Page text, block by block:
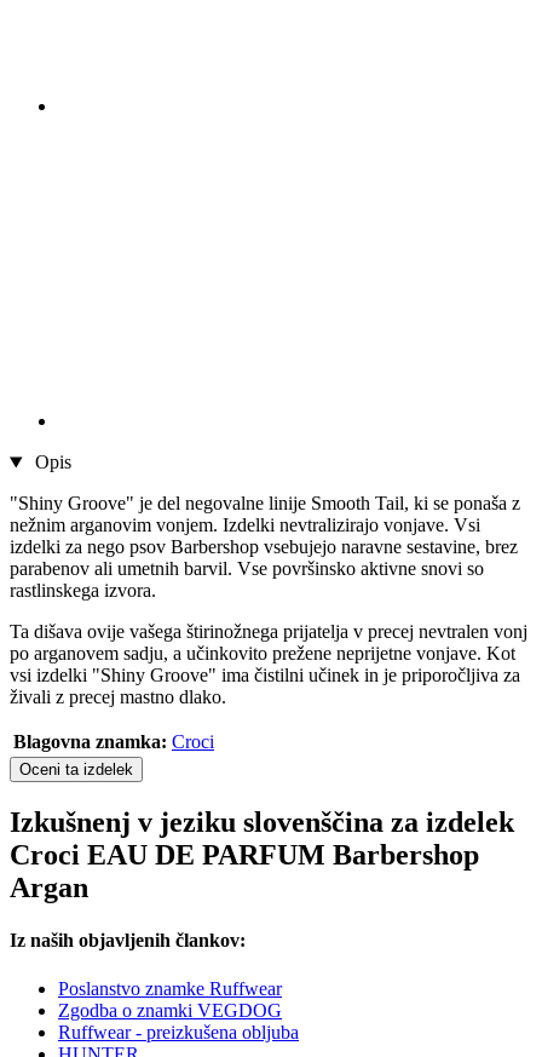
Opis
"Shiny Groove" je del negovalne linije Smooth Tail, ki se ponaša z
nežnim arganovim vonjem. Izdelki nevtralizirajo vonjave. Vsi
izdelki za nego psov Barbershop vsebujejo naravne sestavine, brez
parabenov ali umetnih barvil. Vse površinsko aktivne snovi so
rastlinskega izvora.
Ta dišava ovije vašega štirinožnega prijatelja v precej nevtralen vonj
po arganovem sadju, a učinkovito prežene neprijetne vonjave. Kot
vsi izdelki "Shiny Groove" ima čistilni učinek in je priporočljiva za
živali z precej mastno dlako.
Blagovna znamka: Croci
Oceni ta izdelek
Izkušnenj v jeziku slovenščina za izdelek
Croci EAU DE PARFUM Barbershop
Argan
Iz naših objavljenih člankov:
Poslanstvo znamke Ruffwear
Zgodba o znamki VEGDOG
Ruffwear - preizkušena obljuba